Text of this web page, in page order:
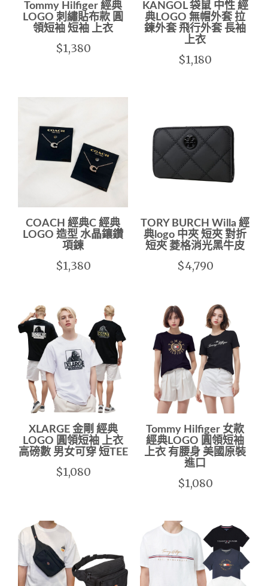
Tommy Hilfiger 經典
LOGO 刺繡貼布款 圓
領短袖 短袖 上衣
$1,380
KANGOL 袋鼠 中性 經
典LOGO 無帽外套 拉
鍊外套 飛行外套 長袖
上衣
$1,180
COACH 經典C 經典
LOGO 造型 水晶鑲鑽
項鍊
$1,380
TORY BURCH Willa 經
典logo 中夾 短夾 對折
短夾 菱格消光黑牛皮
$4,790
XLARGE 金剛 經典
LOGO 圓領短袖 上衣
高磅數 男女可穿 短TEE
$1,080
Tommy Hilfiger 女款
經典LOGO 圓領短袖
上衣 有腰身 美國原裝
進口
$1,080